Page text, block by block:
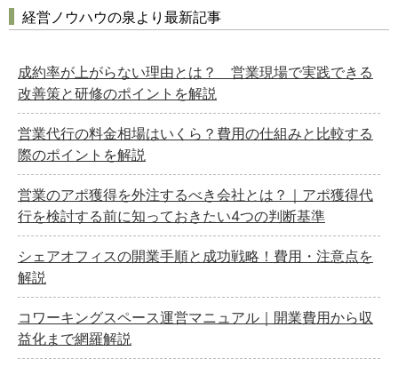
経営ノウハウの泉より最新記事
成約率が上がらない理由とは？ 営業現場で実践できる
改善策と研修のポイントを解説
営業代行の料金相場はいくら？費用の仕組みと比較する
際のポイントを解説
営業のアポ獲得を外注するべき会社とは？｜アポ獲得代
行を検討する前に知っておきたい4つの判断基準
シェアオフィスの開業手順と成功戦略！費用・注意点を
解説
コワーキングスペース運営マニュアル｜開業費用から収
益化まで網羅解説